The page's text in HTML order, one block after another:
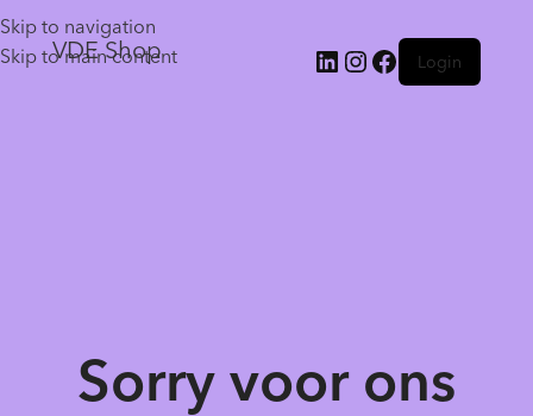
Skip to navigation
Skip to main content
VDE Shop Login
Sorry voor ons